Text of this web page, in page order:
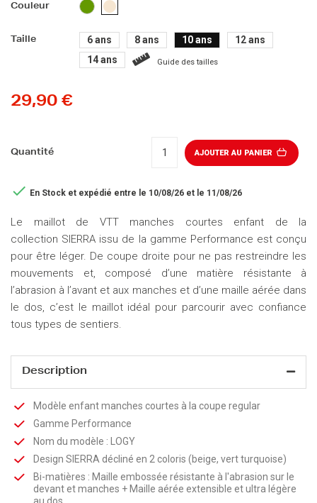
Couleur VERTBEIGE
Taille 6 ans 8 ans 10 ans
12 ans
14 ans
Guide des tailles
29,90 €
Quantité AJOUTER AU PANIER
 En Stock et expédié entre le 10/08/26 et le 11/08/26
Le maillot de VTT manches courtes enfant de la
collection SIERRA issu de la gamme Performance est conçu
pour être léger. De coupe droite pour ne pas restreindre les
mouvements et, composé d’une matière résistante à
l’abrasion à l’avant et aux manches et d’une maille aérée dans
le dos, c’est le maillot idéal pour parcourir avec confiance
tous types de sentiers.
Description
Modèle enfant manches courtes à la coupe regular
Gamme Performance
Nom du modèle : LOGY
Design SIERRA décliné en 2 coloris (beige, vert turquoise)
Bi-matières : Maille embossée résistante à l'abrasion sur le
devant et manches + Maille aérée extensible et ultra légère